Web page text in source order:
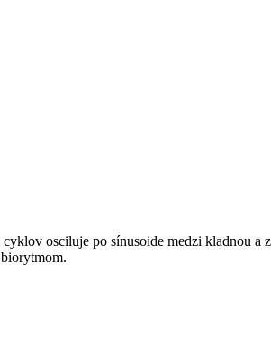
osciluje po sínusoide medzi kladnou